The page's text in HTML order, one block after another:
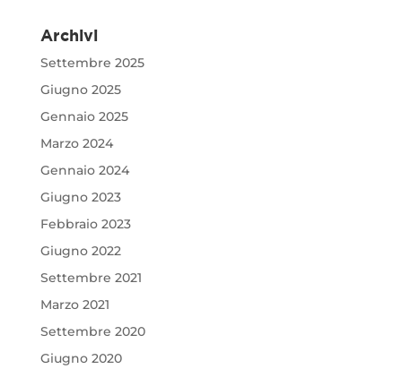
Archivi
Settembre 2025
Giugno 2025
Gennaio 2025
Marzo 2024
Gennaio 2024
Giugno 2023
Febbraio 2023
Giugno 2022
Settembre 2021
Marzo 2021
Settembre 2020
Giugno 2020